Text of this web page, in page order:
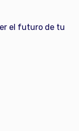
el futuro de tu